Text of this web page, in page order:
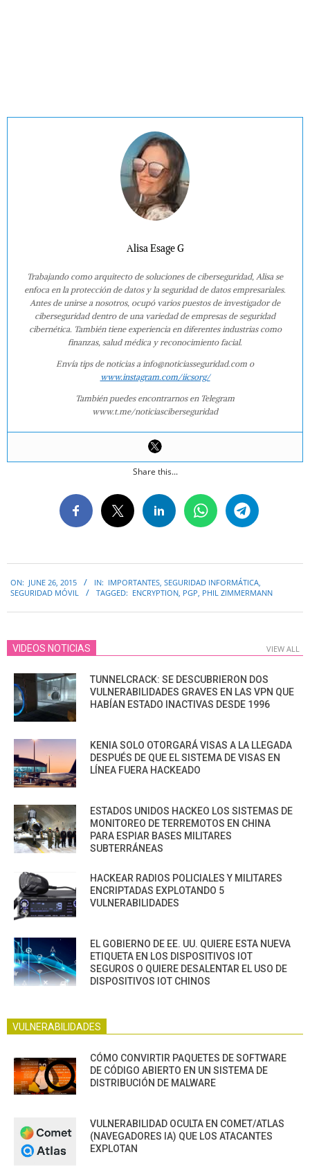
Alisa Esage G
Trabajando como arquitecto de soluciones de ciberseguridad, Alisa se
enfoca en la protección de datos y la seguridad de datos empresariales.
Antes de unirse a nosotros, ocupó varios puestos de investigador de
ciberseguridad dentro de una variedad de empresas de seguridad
cibernética. También tiene experiencia en diferentes industrias como
finanzas, salud médica y reconocimiento facial.
Envía tips de noticias a info@noticiasseguridad.com o
www.instagram.com/iicsorg/
También puedes encontrarnos en Telegram
www.t.me/noticiasciberseguridad
Share this...
06-
ON: JUNE 26, 2015 IN: IMPORTANTES, SEGURIDAD INFORMÁTICA,
SEGURIDAD MÓVIL
TAGGED: ENCRYPTION, PGP, PHIL ZIMMERMANN
VIDEOS NOTICIAS VIEW ALL
TUNNELCRACK: SE DESCUBRIERON DOS
VULNERABILIDADES GRAVES EN LAS VPN QUE
HABÍAN ESTADO INACTIVAS DESDE 1996
KENIA SOLO OTORGARÁ VISAS A LA LLEGADA
DESPUÉS DE QUE EL SISTEMA DE VISAS EN
LÍNEA FUERA HACKEADO
ESTADOS UNIDOS HACKEO LOS SISTEMAS DE
MONITOREO DE TERREMOTOS EN CHINA
PARA ESPIAR BASES MILITARES
SUBTERRÁNEAS
HACKEAR RADIOS POLICIALES Y MILITARES
ENCRIPTADAS EXPLOTANDO 5
VULNERABILIDADES
EL GOBIERNO DE EE. UU. QUIERE ESTA NUEVA
ETIQUETA EN LOS DISPOSITIVOS IOT
SEGUROS O QUIERE DESALENTAR EL USO DE
DISPOSITIVOS IOT CHINOS
VULNERABILIDADES
CÓMO CONVIRTIR PAQUETES DE SOFTWARE
DE CÓDIGO ABIERTO EN UN SISTEMA DE
DISTRIBUCIÓN DE MALWARE
VULNERABILIDAD OCULTA EN COMET/ATLAS
(NAVEGADORES IA) QUE LOS ATACANTES
EXPLOTAN